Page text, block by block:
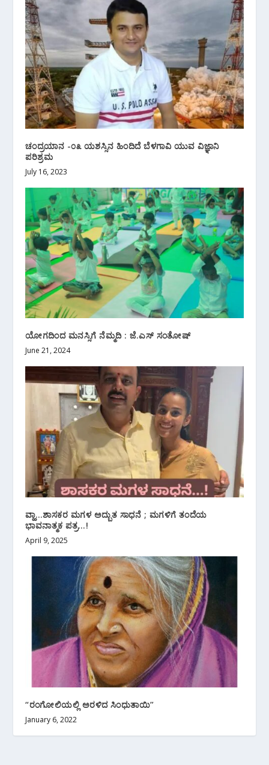
ಚಂದ್ರಯಾನ -೦೩ ಯಶಸ್ಸಿನ ಹಿಂದಿದೆ ಬೆಳಗಾವಿ ಯುವ ವಿಜ್ಞಾನಿ
ಪರಿಶ್ರಮ
July 16, 2023
ಯೋಗದಿಂದ ಮನಸ್ಸಿಗೆ ನೆಮ್ಮದಿ : ಜೆ.ಎಸ್ ಸಂತೋಷ್
June 21, 2024
ವ್ಹಾ…ಶಾಸಕರ ಮಗಳ ಅದ್ಬುತ ಸಾಧನೆ ; ಮಗಳಿಗೆ ತಂದೆಯ
ಭಾವನಾತ್ಮಕ ಪತ್ರ…!
April 9, 2025
“ರಂಗೋಲಿಯಲ್ಲಿ ಅರಳಿದ ಸಿಂಧುತಾಯಿ”
January 6, 2022